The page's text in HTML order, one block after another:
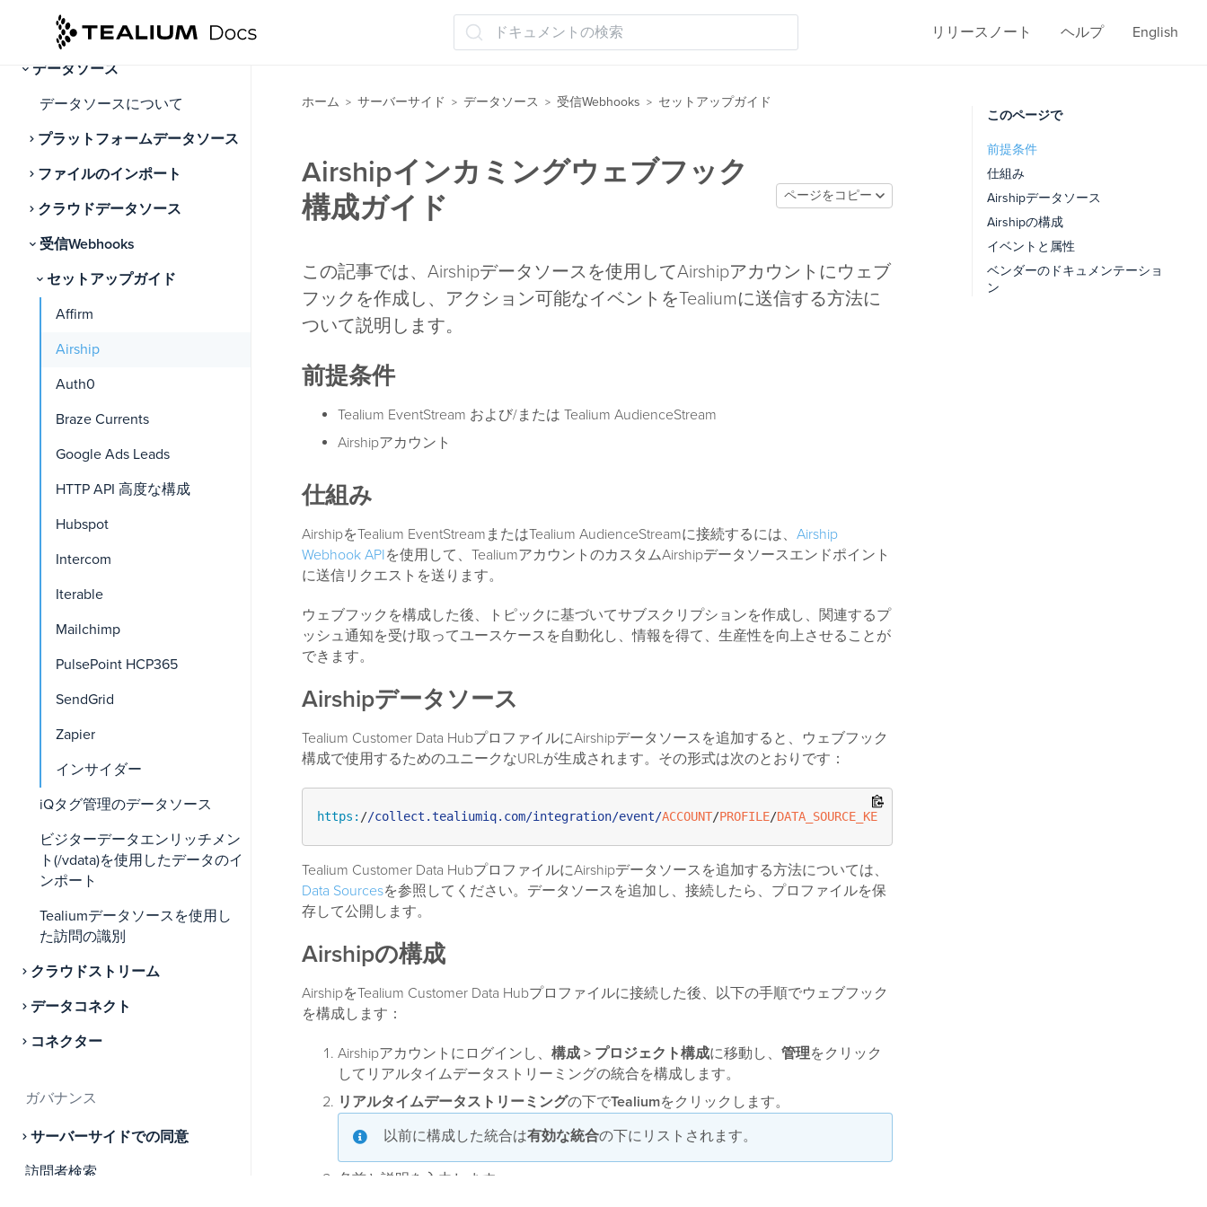
ドキュメントの検索 リリースノート ヘルプ English
データソース
データソースについて
プラットフォームデータソース
ファイルのインポート
クラウドデータソース
受信Webhooks
セットアップガイド
Affirm
Airship
Auth0
Braze Currents
Google Ads Leads
HTTP API 高度な構成
Hubspot
Intercom
Iterable
Mailchimp
PulsePoint HCP365
SendGrid
Zapier
インサイダー
iQタグ管理のデータソース
ビジターデータエンリッチメン
ト(/vdata)を使用したデータのイ
ンポート
Tealiumデータソースを使用し
た訪問の識別
クラウドストリーム
データコネクト
コネクター
ガバナンス
サーバーサイドでの同意
訪問者検索
ホーム > サーバーサイド > データソース > 受信Webhooks > セットアップガイド
Airshipインカミングウェブフック
構成ガイド
ページをコピー
この記事では、Airshipデータソースを使用してAirshipアカウントにウェブ
フックを作成し、アクション可能なイベントをTealiumに送信する方法に
ついて説明します。
前提条件
Tealium EventStream および/または Tealium AudienceStream
Airshipアカウント
仕組み
AirshipをTealium EventStreamまたはTealium AudienceStreamに接続するには、 Airship
Webhook APIを使用して、TealiumアカウントのカスタムAirshipデータソースエンドポイント
に送信リクエストを送ります。
ウェブフックを構成した後、トピックに基づいてサブスクリプションを作成し、関連するプ
ッシュ通知を受け取ってユースケースを自動化し、情報を得て、生産性を向上させることが
できます。
Airshipデータソース
Tealium Customer Data HubプロファイルにAirshipデータソースを追加すると、ウェブフック
構成で使用するためのユニークなURLが生成されます。その形式は次のとおりです：
https: //collect.tealiumiq.com/integration/event/ACCOUNT/PROFILE/DATA_SOURCE_KEY
Tealium Customer Data HubプロファイルにAirshipデータソースを追加する方法については、
Data Sourcesを参照してください。データソースを追加し、接続したら、プロファイルを保
存して公開します。
Airshipの構成
AirshipをTealium Customer Data Hubプロファイルに接続した後、以下の手順でウェブフック
を構成します：
Airshipアカウントにログインし、 構成 > プロジェクト構成に移動し、 管理をクリック
してリアルタイムデータストリーミングの統合を構成します。
リアルタイムデータストリーミングの下でTealiumをクリックします。
以前に構成した統合は有効な統合の下にリストされます。
名前と説明を入力します。
このページで
前提条件
仕組み
Airshipデータソース
Airshipの構成
イベントと属性
ベンダーのドキュメンテーショ
ン